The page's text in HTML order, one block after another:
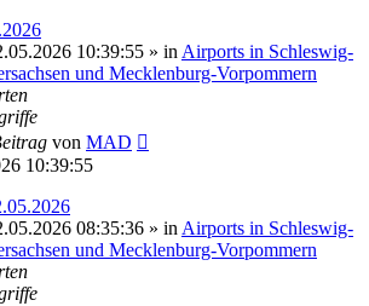
10:39:55 » in Airports in Schleswig-
und Mecklenburg-Vorpommern
von MAD
10:39:55
08:35:36 » in Airports in Schleswig-
und Mecklenburg-Vorpommern